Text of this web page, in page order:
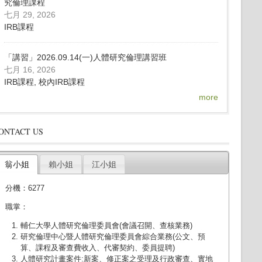
究倫理課程
七月 29, 2026
IRB課程
「講習」2026.09.14(一)人體研究倫理講習班
七月 16, 2026
IRB課程, 校內IRB課程
more
US
翁小姐 賴小姐 江小姐
分機：6277
職掌：
輔仁大學人體研究倫理委員會(會議召開、查核業務)
研究倫理中心暨人體研究倫理委員會綜合業務(公文、預
算、課程及審查費收入、代審契約、委員提聘)
人體研究計畫案件:新案、修正案之受理及行政審查、實地